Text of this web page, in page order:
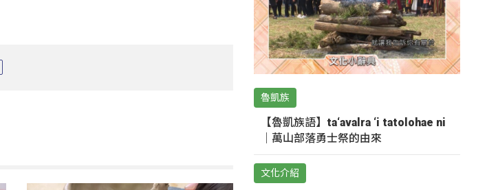
魯凱族
【魯凱族語】ta‘avalra ‘i tatolohae ni
｜萬山部落勇士祭的由來
文化介紹